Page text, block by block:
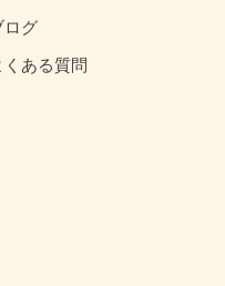
ログ
くある質問